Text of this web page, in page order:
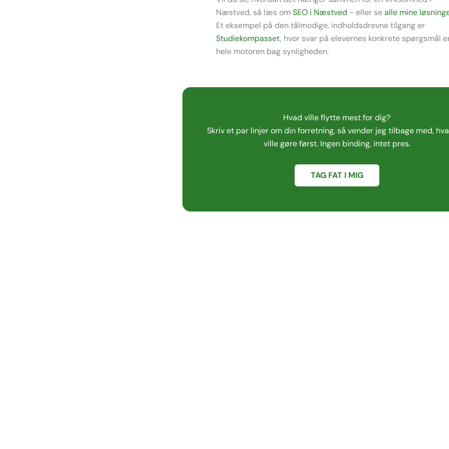
Næstved, så læs omSEO i Næstved - eller sealle mine
Et eksempel på den tålmodige, indholdsdrevne tilgang er
Studiekompasset, hvor svar på elevernes konkrete spørgsmål
hele motoren bag synligheden.
Hvad ville flytte mest for dig?
Skriv et par linjer om din forretning, så vender jeg tilbage med,
ville gøre først. Ingen binding, intet pres.
TAG FAT I MIG